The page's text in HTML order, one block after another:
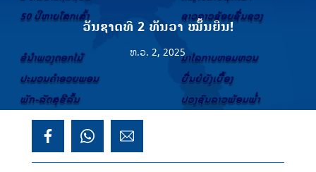
ວັນຊາດທີ 2 ທັນວາ ໝັ້ນຍືນ!
ທ.ວ. 2, 2025